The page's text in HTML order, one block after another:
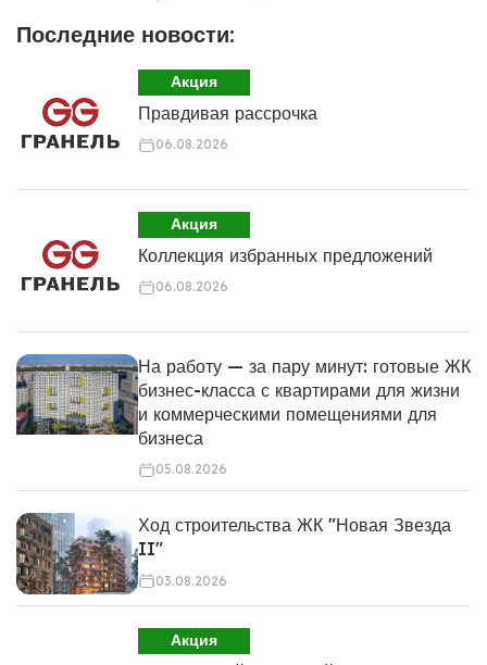
Последние новости:
Акция
Правдивая рассрочка
06.08.2026
Акция
Коллекция избранных предложений
06.08.2026
На работу — за пару минут: готовые ЖК
бизнес-класса с квартирами для жизни
и коммерческими помещениями для
бизнеса
05.08.2026
Ход строительства ЖК "Новая Звезда
II"
03.08.2026
Акция